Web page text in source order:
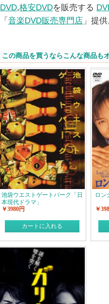
DVD,格安DVDを販売する
「 音楽DVD販売専門店 」提
この商品を買うならこんな商品も
池袋ウエストゲートパーク「日
本現代ドラマ」
￥3980円
カートに入れる
ロン
￥